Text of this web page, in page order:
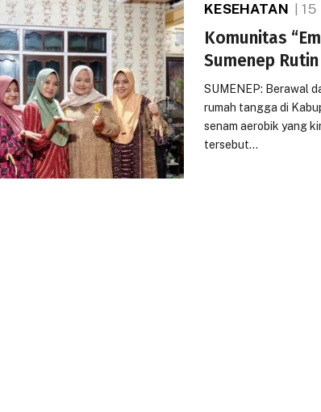
KESEHATAN 15
Komunitas
Sumenep
SUMENEP: Berawal
rumah tangga di
senam aerobik yang
tersebut…